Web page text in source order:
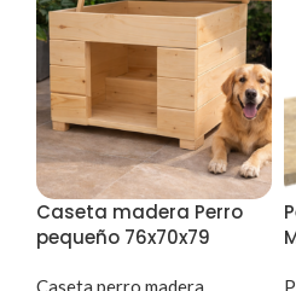
Caseta madera Perro
pequeño 76x70x79
Caseta perro madera